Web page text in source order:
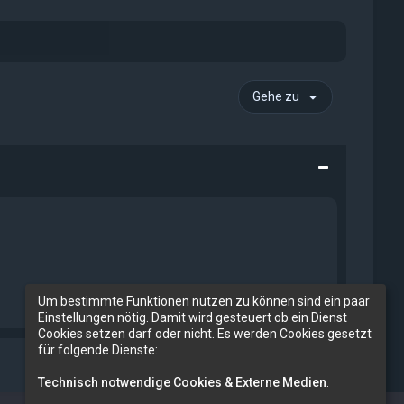
Gehe zu
Um bestimmte Funktionen nutzen zu können sind ein paar
Einstellungen nötig. Damit wird gesteuert ob ein Dienst
Cookies setzen darf oder nicht. Es werden Cookies gesetzt
für folgende Dienste:
Technisch notwendige Cookies & Externe Medien